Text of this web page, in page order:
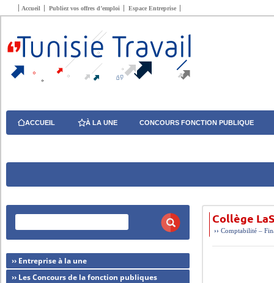
Accueil Publiez vos offres d’emploi Espace Entreprise
ACCUEIL À LA UNE CONCOURS FONCTION PUBLIQUE
Collège
››Comptabilité –
›› Entreprise à la une
›› Les Concours de la fonction publiques